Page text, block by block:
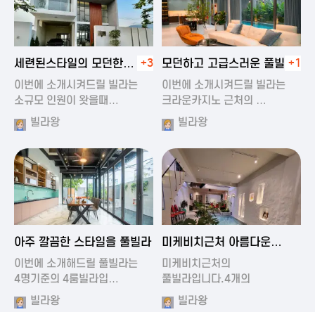
2024-11-19 01:22
세련된스타일의 모던한
풀빌라
+3
이번에 소개시켜드릴 빌라는
소규모 인원이 왓을때…
빌라왕
2024-11-20 00:20
모던하고 고급스러운 풀빌라+1
이번에 소개시켜드릴 빌라는
크라운카지노 근처의 …
빌라왕
2024-11-19 01:01
아주 깔끔한 스타일을 풀빌라
이번에 소개해드릴 풀빌라는
4명기준의 4룸빌라입…
빌라왕
2024-11-16 15:32
미케비치근처 아름다운
풀빌라
미케비치근처의
풀빌라입니다.4개의
아름다운방과…
빌라왕